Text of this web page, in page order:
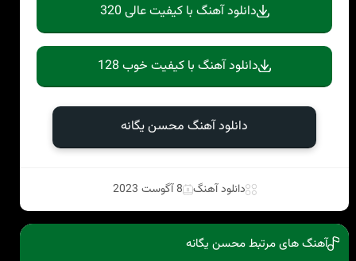
دانلود آهنگ با کیفیت عالی 320
دانلود آهنگ با کیفیت خوب 128
دانلود آهنگ محسن یگانه
دانلود آهنگ 8 آگوست 2023
آهنگ های مرتبط محسن یگانه